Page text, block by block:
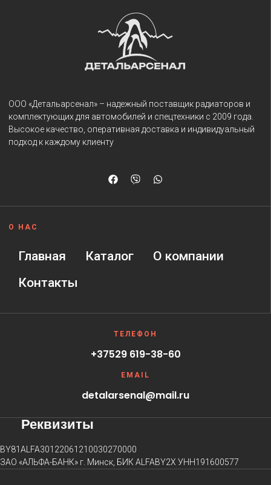
ООО «Детальарсенал» – надежный поставщик радиаторов и
комплектующих для автомобилей и спецтехники с 2009 года.
Высокое качество, оперативная доставка и индивидуальный
подход к каждому клиенту
О НАС
Главная Каталог
О компании
Контакты
ТЕЛЕФОН
+37529 619-38-60
EMAIL
detalarsenal@mail.ru
Реквизиты
BY81ALFA30122061210030270000
ЗАО «АЛЬФА-БАНК» г. Минск, БИК ALFABY2X УНН191600577